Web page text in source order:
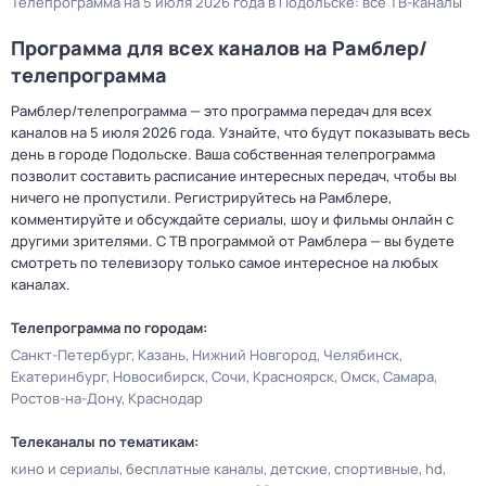
Программа для всех каналов на Рамблер/
телепрограмма
Рамблер/телепрограмма — это программа передач для всех
каналов на 5 июля 2026 года. Узнайте, что будут показывать весь
день в городе Подольске. Ваша собственная телепрограмма
позволит составить расписание интересных передач, чтобы вы
ничего не пропустили. Регистрируйтесь на Рамблере,
комментируйте и обсуждайте сериалы, шоу и фильмы онлайн с
другими зрителями. С ТВ программой от Рамблера — вы будете
смотреть по телевизору только самое интересное на любых
каналах.
Телепрограмма по городам:
Санкт-Петербург Казань Нижний Новгород Челябинск
Екатеринбург Новосибирск Сочи Красноярск Омск Самара
Ростов-на-Дону Краснодар
Телеканалы по тематикам:
кино и сериалы бесплатные каналы детские спортивные hd